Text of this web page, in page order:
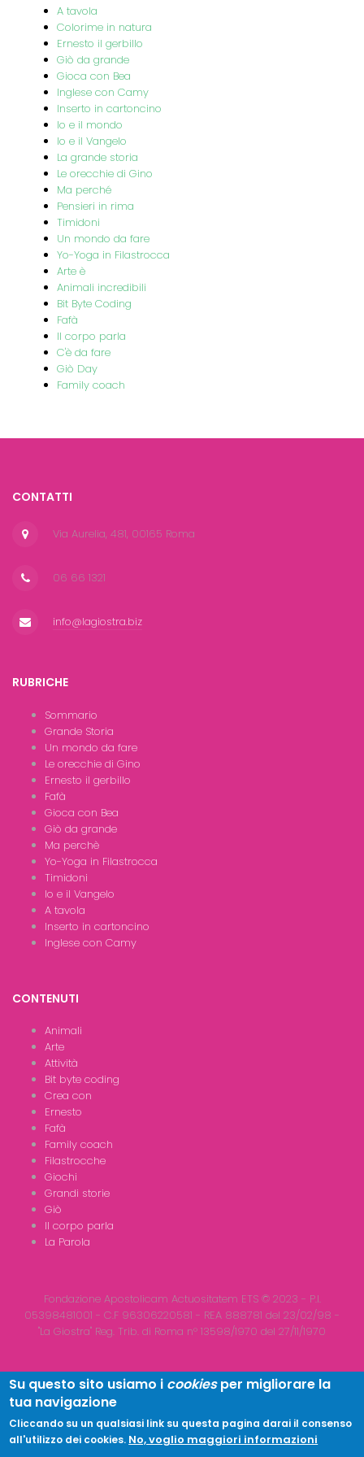
A tavola
Colorime in natura
Ernesto il gerbillo
Giò da grande
Gioca con Bea
Inglese con Camy
Inserto in cartoncino
Io e il mondo
Io e il Vangelo
La grande storia
Le orecchie di Gino
Ma perché
Pensieri in rima
Timidoni
Un mondo da fare
Yo-Yoga in Filastrocca
Arte è
Animali incredibili
Bit Byte Coding
Fafà
Il corpo parla
C'è da fare
Giò Day
Family coach
CONTATTI
Via Aurelia, 481, 00165 Roma
06 66 1321
info@lagiostra.biz
RUBRICHE
Sommario
Grande Storia
Un mondo da fare
Le orecchie di Gino
Ernesto il gerbillo
Fafà
Gioca con Bea
Giò da grande
Ma perchè
Yo-Yoga in Filastrocca
Timidoni
Io e il Vangelo
A tavola
Inserto in cartoncino
Inglese con Camy
CONTENUTI
Animali
Arte
Attività
Bit byte coding
Crea con
Ernesto
Fafà
Family coach
Filastrocche
Giochi
Grandi storie
Giò
Il corpo parla
La Parola
Fondazione Apostolicam Actuositatem ETS © 2023 - P.I.
05398481001 - C.F 96306220581 - REA 888781 del 23/02/98 -
"La Giostra" Reg. Trib. di Roma n° 13598/1970 del 27/11/1970
Copyright © 2026LA GIOSTRA | All Rights Reserved
Su questo sito usiamo i cookiesper migliorare la
tua navigazione
Cliccando su un qualsiasi link su questa pagina darai il consenso
all'utilizzo dei cookies. No, voglio maggiori informazioni